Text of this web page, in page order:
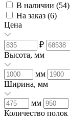
В наличии (54)
На заказ (6)
Цена
₽
Высота, мм
мм
Ширина, мм
мм
Количество полок